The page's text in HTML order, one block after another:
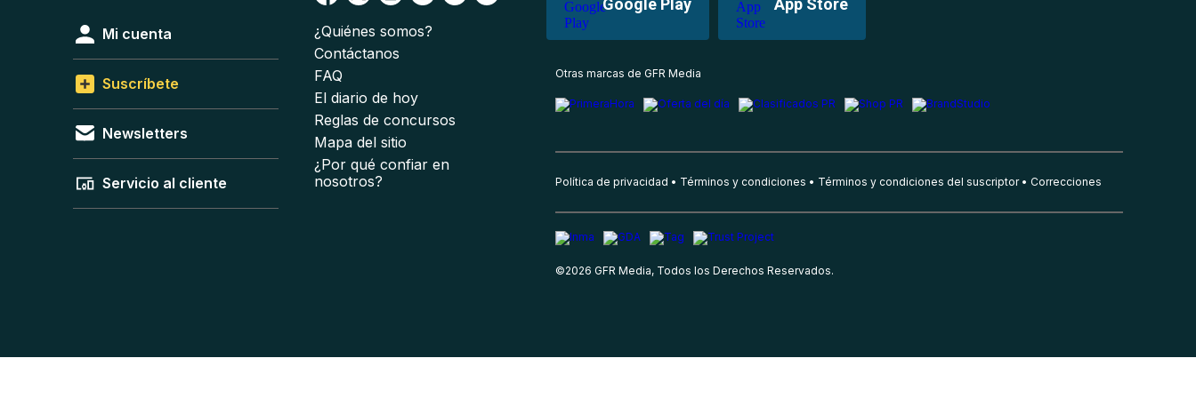
Google Play App Store
Mi cuenta
Suscríbete
Newsletters
Servicio al cliente
¿Quiénes somos?
Contáctanos
FAQ
El diario de hoy
Reglas de concursos
Mapa del sitio
¿Por qué confiar en
nosotros?
Otras marcas de GFR Media
Política de privacidad Términos y condiciones Términos y condiciones del suscriptor Correcciones
©2026 GFR Media, Todos los Derechos Reservados.